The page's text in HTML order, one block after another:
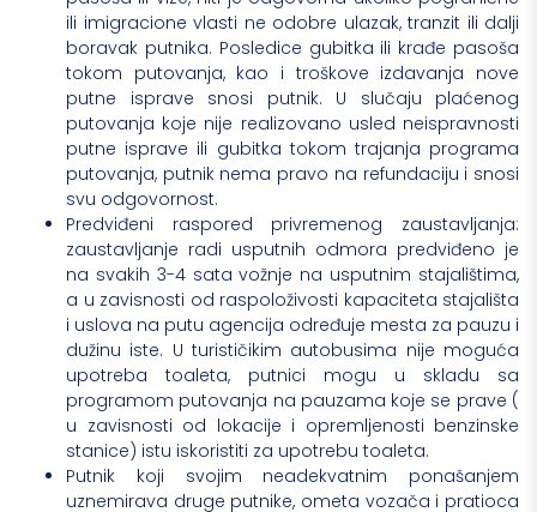
ili imigracione vlasti ne odobre ulazak, tranzit ili dalji
boravak putnika. Posledice gubitka ili krađe pasoša
tokom putovanja, kao i troškove izdavanja nove
putne isprave snosi putnik. U slučaju plaćenog
putovanja koje nije realizovano usled neispravnosti
putne isprave ili gubitka tokom trajanja programa
putovanja, putnik nema pravo na refundaciju i snosi
svu odgovornost.
Predviđeni raspored privremenog zaustavljanja:
zaustavljanje radi usputnih odmora predviđeno je
na svakih 3-4 sata vožnje na usputnim stajalištima,
a u zavisnosti od raspoloživosti kapaciteta stajališta
i uslova na putu agencija određuje mesta za pauzu i
dužinu iste. U turističikim autobusima nije moguća
upotreba toaleta, putnici mogu u skladu sa
programom putovanja na pauzama koje se prave (
u zavisnosti od lokacije i opremljenosti benzinske
stanice) istu iskoristiti za upotrebu toaleta.
Putnik koji svojim neadekvatnim ponašanjem
uznemirava druge putnike, ometa vozača i pratioca